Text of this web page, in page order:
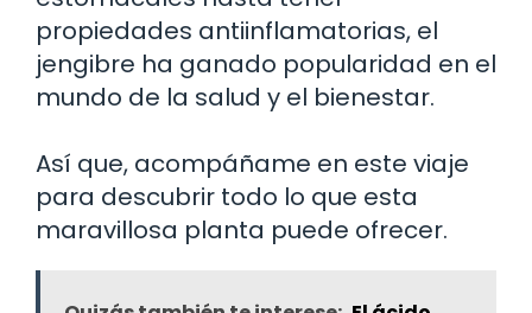
propiedades antiinflamatorias, el
jengibre ha ganado popularidad en el
mundo de la salud y el bienestar.
Así que, acompáñame en este viaje
para descubrir todo lo que esta
maravillosa planta puede ofrecer.